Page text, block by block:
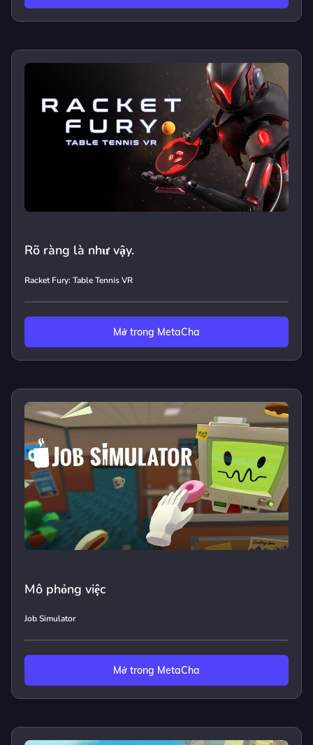
Rõ ràng là như vậy.
Racket Fury: Table Tennis VR
Mở trong MetaCha
Mô phỏng việc
Job Simulator
Mở trong MetaCha